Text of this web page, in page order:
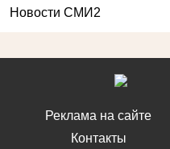
Новости СМИ2
Реклама на сайте
Контакты